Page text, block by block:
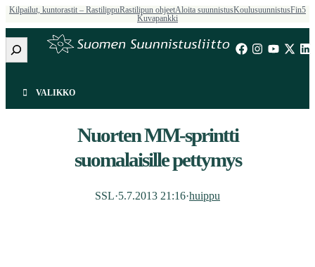
Kilpailut, kuntorastit – RastilippuRastilipun ohjeetAloita suunnistusKoulusuunnistusFin5
Kuvapankki
Etsi
VALIKKO
Nuorten MM-sprintti
suomalaisille pettymys
SSL·5.7.2013 21:16·huippu